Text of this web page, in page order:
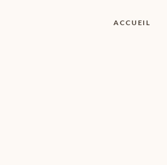
ACCUEIL